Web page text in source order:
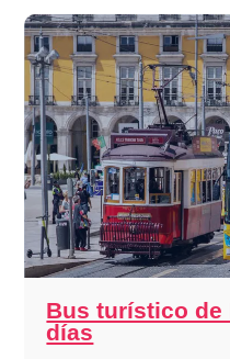
Bus turístico de
días